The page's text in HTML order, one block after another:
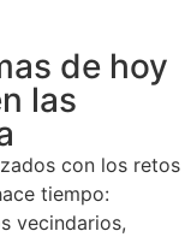
de hoy
las
con los retos
tiempo:
vecindarios,